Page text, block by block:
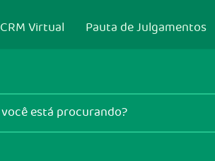
CRM Virtual Pauta de Julgamentos